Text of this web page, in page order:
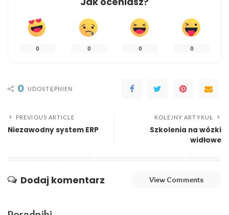
0 0 0 0
0 UDOSTĘPNIEŃ
PREVIOUS ARTICLE
Niezawodny system ERP
KOLEJNY ARTYKUŁ
Szkolenia na wózki
widłowe
Dodaj komentarz View Comments